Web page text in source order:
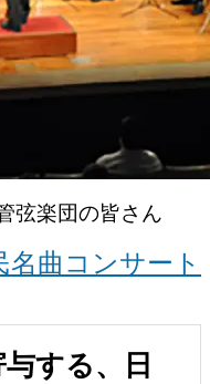
弦楽団の皆さん
名曲コンサート
する、日